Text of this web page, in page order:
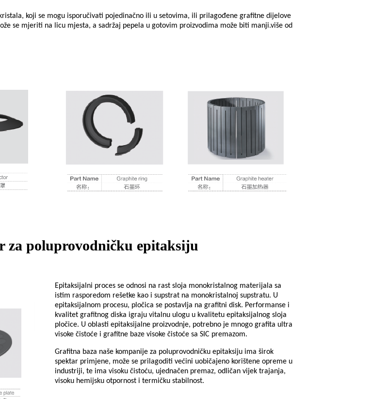
koji se mogu isporučivati ​​pojedinačno ili u setovima, ili prilagođene grafitne dijelove
se mjeriti na licu mjesta, a sadržaj pepela u gotovim proizvodima može biti manji.više od
za poluprovodničku epitaksiju
Epitaksijalni proces se odnosi na rast sloja monokristalnog materijala sa
istim rasporedom rešetke kao i supstrat na monokristalnoj supstratu. U
epitaksijalnom procesu, pločica se postavlja na grafitni disk. Performanse i
kvalitet grafitnog diska igraju vitalnu ulogu u kvalitetu epitaksijalnog sloja
pločice. U oblasti epitaksijalne proizvodnje, potrebno je mnogo grafita ultra
visoke čistoće i grafitne baze visoke čistoće sa SIC premazom.
Grafitna baza naše kompanije za poluprovodničku epitaksiju ima širok
spektar primjene, može se prilagoditi većini uobičajeno korištene opreme u
industriji, te ima visoku čistoću, ujednačen premaz, odličan vijek trajanja,
visoku hemijsku otpornost i termičku stabilnost.